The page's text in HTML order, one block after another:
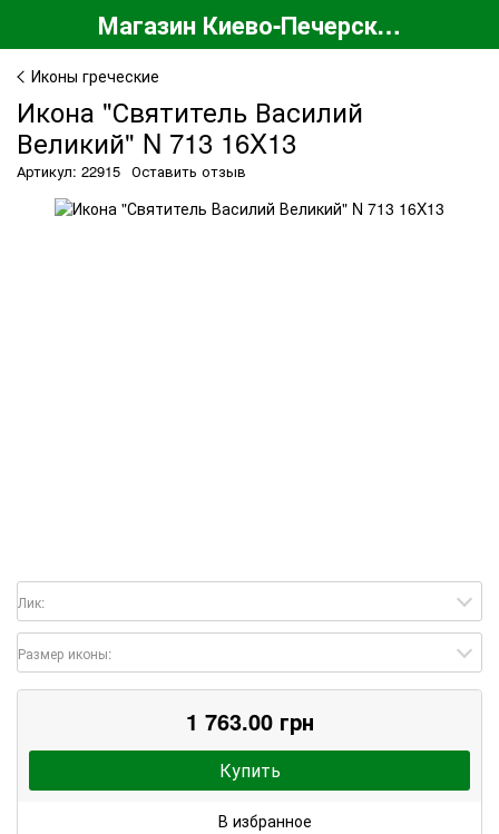
Магазин Киево-Печерской Лавры
Иконы греческие
Икона "Святитель Василий
Великий" N 713 16X13
Артикул: 22915 Оставить отзыв
Лик:
Размер иконы:
1 763.00 грн
Купить
В избранное